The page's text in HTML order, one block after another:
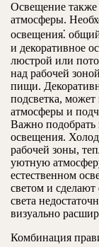
Освещение также
атмосферы.
освещения⁚
и декоративное
люстрой или
над рабочей
пищи.
подсветка, может
атмосферы и
Важно подобрать
освещения.
рабочей зоны,
уютную
естественном
светом и сделают
света
визуально
Комбинация